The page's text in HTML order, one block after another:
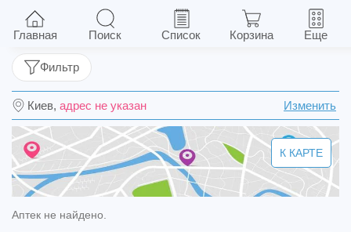
Корвалол капли фл. 25 мл
Киев, адрес не указан Изменить
Фильтр
К КАРТЕ
Аптек не найдено.
Главная Поиск Список Корзина Еще